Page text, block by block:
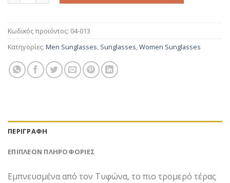
Κωδικός προϊόντος: 04-013
Κατηγορίες: Men Sunglasses, Sunglasses,Women Sunglasses
ΠΕΡΙΓΡΑΦΉ
ΕΠΙΠΛΈΟΝ ΠΛΗΡΟΦΟΡΊΕΣ
Εμπνευσμένα από τον Τυφώνα, το πιο τρομερό τέρας